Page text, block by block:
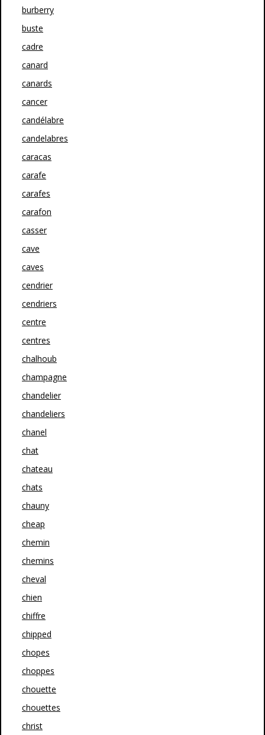
burberry
buste
cadre
canard
canards
cancer
candélabre
candelabres
caracas
carafe
carafes
carafon
casser
cave
caves
cendrier
cendriers
centre
centres
chalhoub
champagne
chandelier
chandeliers
chanel
chat
chateau
chats
chauny
cheap
chemin
chemins
cheval
chien
chiffre
chipped
chopes
choppes
chouette
chouettes
christ